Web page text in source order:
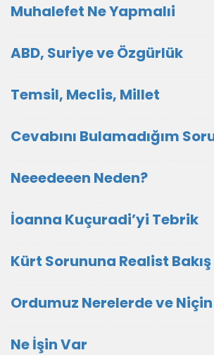
Muhalefet Ne Yapmalıi
ABD, Suriye ve Özgürlük
Temsil, Meclis, Millet
Cevabını Bulamadığım
Neeedeeen Neden?
İoanna Kuçuradi’yi Tebrik
Kürt Sorununa Realist Bakış
Ordumuz Nerelerde ve Niçin
Ne İşin Var